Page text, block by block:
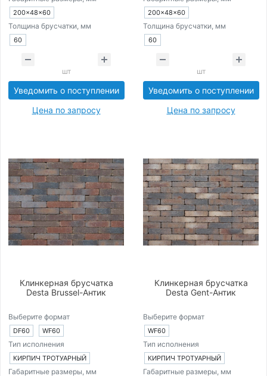
200×48×60
Толщина брусчатки, мм
60
шт
Уведомить о поступлении
Цена по запросу
200×48×60
Толщина брусчатки, мм
60
шт
Уведомить о поступлении
Цена по запросу
Клинкерная брусчатка
Desta Brussel-Антик
Выберите формат
DF60 WF60
Тип исполнения
КИРПИЧ ТРОТУАРНЫЙ
Габаритные размеры, мм
Клинкерная брусчатка
Desta Gent-Антик
Выберите формат
WF60
Тип исполнения
КИРПИЧ ТРОТУАРНЫЙ
Габаритные размеры, мм